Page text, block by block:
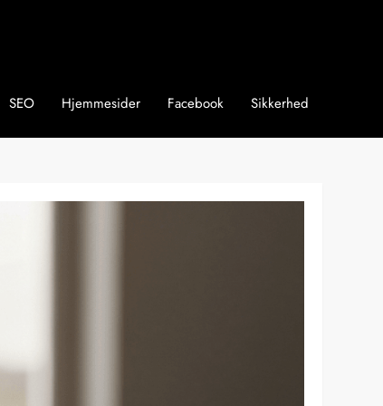
SEO Hjemmesider Facebook Sikkerhed